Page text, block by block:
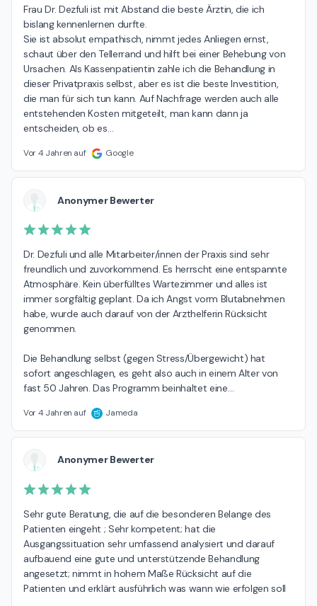
Frau Dr. Dezfuli ist mit Abstand die beste Ärztin, die ich
bislang kennenlernen durfte.
Sie ist absolut empathisch, nimmt jedes Anliegen ernst,
schaut über den Tellerrand und hilft bei einer Behebung von
Ursachen. Als Kassenpatientin zahle ich die Behandlung in
dieser Privatpraxis selbst, aber es ist die beste Investition,
die man für sich tun kann. Auf Nachfrage werden auch alle
entstehenden Kosten mitgeteilt, man kann dann ja
entscheiden, ob es…
Vor 4 Jahren auf Google
Anonymer Bewerter
Dr. Dezfuli und alle Mitarbeiter/innen der Praxis sind sehr
freundlich und zuvorkommend. Es herrscht eine entspannte
Atmosphäre. Kein überfülltes Wartezimmer und alles ist
immer sorgfältig geplant. Da ich Angst vorm Blutabnehmen
habe, wurde auch darauf von der Arzthelferin Rücksicht
genommen.
Die Behandlung selbst (gegen Stress/Übergewicht) hat
sofort angeschlagen, es geht also auch in einem Alter von
fast 50 Jahren. Das Programm beinhaltet eine…
Vor 4 Jahren auf Jameda
Anonymer Bewerter
Sehr gute Beratung, die auf die besonderen Belange des
Patienten eingeht ; Sehr kompetent; hat die
Ausgangssituation sehr umfassend analysiert und darauf
aufbauend eine gute und unterstützende Behandlung
angesetzt; nimmt in hohem Maße Rücksicht auf die
Patienten und erklärt ausführlich was wann wie erfolgen soll